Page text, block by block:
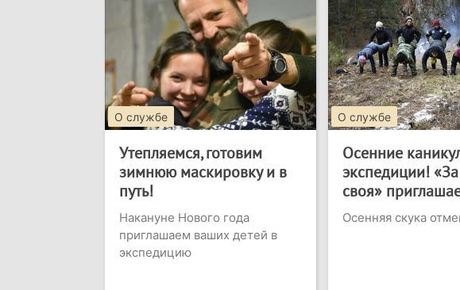
О службе
Утепляемся, готовим
зимнюю маскировку и в
путь!
Накануне Нового года
приглашаем ваших детей в
экспедицию
О службе
Осенние
экспедиции!
своя»
Осенняя скука